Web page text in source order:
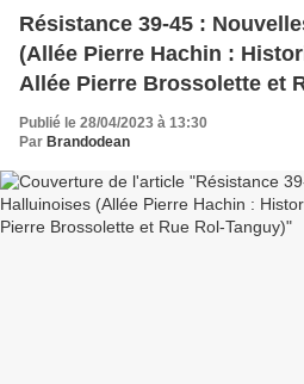
Résistance 39-45 :
(Allée Pierre Hachin :
Allée Pierre Brossolette et
Publié le 28/04/2023 à 13:30
Par Brandodean